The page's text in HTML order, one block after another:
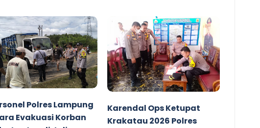
Polres Lampung
Evakuasi Korban
Karendal Ops Ketupat
Krakatau 2026 Polres